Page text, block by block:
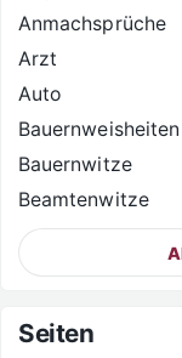
Anmachsprüche
Arzt
Auto
Bauernweisheiten
Bauernwitze
Beamtenwitze
Seiten